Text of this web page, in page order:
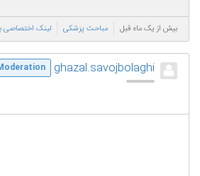
بیش از یک ماه قبل مباحث پزشکی لینک اختصاصی
ghazal.savojbolaghi